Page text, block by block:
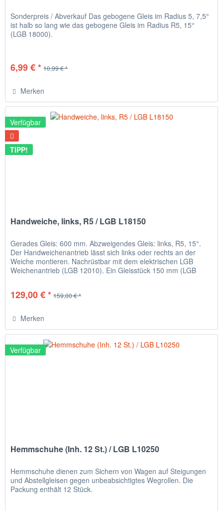
Sonderpreis / Abverkauf Das gebogene Gleis im Radius 5, 7,5°
ist halb so lang wie das gebogene Gleis im Radius R5, 15°
(LGB 18000).
6,99 € * 10,99 € *
Merken
Verfügbar
TIPP!
Handweiche, links, R5 / LGB L18150
Gerades Gleis: 600 mm. Abzweigendes Gleis: links, R5, 15°.
Der Handweichenantrieb lässt sich links oder rechts an der
Weiche montieren. Nachrüstbar mit dem elektrischen LGB
Weichenantrieb (LGB 12010). Ein Gleisstück 150 mm (LGB
129,00 € * 159,00 € *
Merken
Verfügbar
Hemmschuhe (Inh. 12 St.) / LGB L10250
Hemmschuhe dienen zum Sichern von Wagen auf Steigungen
und Abstellgleisen gegen unbeabsichtigtes Wegrollen. Die
Packung enthält 12 Stück.